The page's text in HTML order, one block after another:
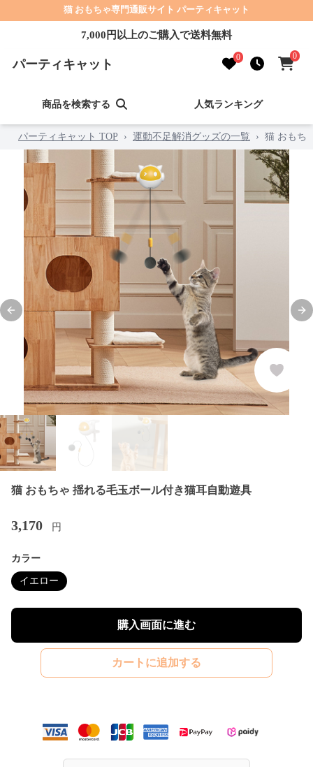
猫 おもちゃ専門通販サイト パーティキャット
7,000円以上のご購入で送料無料
パーティキャット 0 0
商品を検索する 人気ランキング
パーティキャット TOP › 運動不足解消グッズの一覧 › 猫 おもち
Previous slide
猫 おもちゃ 揺れる毛玉ボール付き猫耳自動遊具
3,170 円
カラー
イエロー
購入画面に進む
カートに追加する